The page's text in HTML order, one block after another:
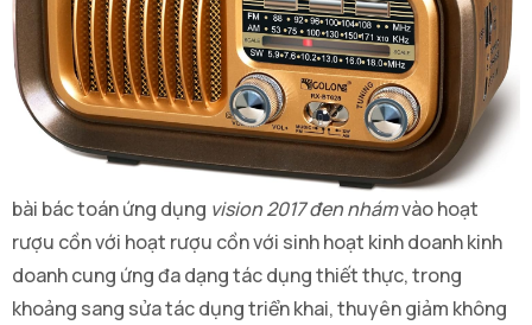
bài bác toán ứng dụng vision 2017 đen nhámvào hoạt
rượu cồn với hoạt rượu cồn với sinh hoạt kinh doanh kinh
doanh cung ứng đa dạng tác dụng thiết thực, trong
khoảng sang sửa tác dụng triển khai, thuyên giảm không